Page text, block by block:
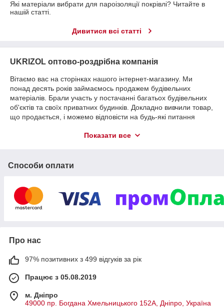
Які матеріали вибрати для пароізоляції покрівлі? Читайте в
нашій статті.
Дивитися всі статті
UKRIZOL оптово-роздрібна компанія
Вітаємо вас на сторінках нашого інтернет-магазину. Ми
понад десять років займаємось продажем будівельних
матеріалів. Брали участь у постачанні багатьох будівельних
об'єктів та своїх приватних будинків. Докладно вивчили товар,
що продається, і можемо відповісти на будь-які питання
Нашими постачальниками є такі бренди як AquaTape, Roofer,
продається.
ви придбали, ми ретельно упаковуємо та передаємо у
службу доставки, щоб якнайшвидше він потрапив до вас.
знижки.
Наші переваги: ​​відмінний сервіс, оптимальна ціна, наявність
товару.
Показати все
Способи оплати
Про нас
97% позитивних з 499 відгуків за рік
Працює з 05.08.2019
м. Дніпро
49000 пр. Богдана Хмельницького 152А, Дніпро, Україна